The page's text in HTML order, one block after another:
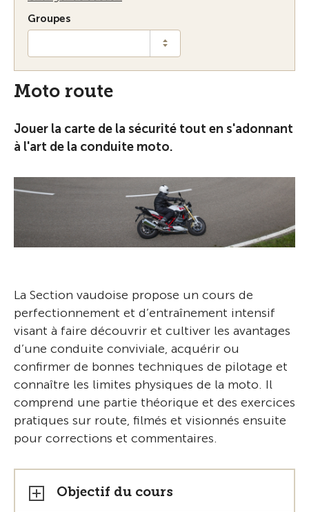
Groupes
Moto route
Jouer la carte de la sécurité tout en s'adonnant
à l'art de la conduite moto.
La Section vaudoise propose un cours de
perfectionnement et d’entraînement intensif
visant à faire découvrir et cultiver les avantages
d’une conduite conviviale, acquérir ou
confirmer de bonnes techniques de pilotage et
connaître les limites physiques de la moto. Il
comprend une partie théorique et des exercices
pratiques sur route, filmés et visionnés ensuite
pour corrections et commentaires.
Objectif du cours